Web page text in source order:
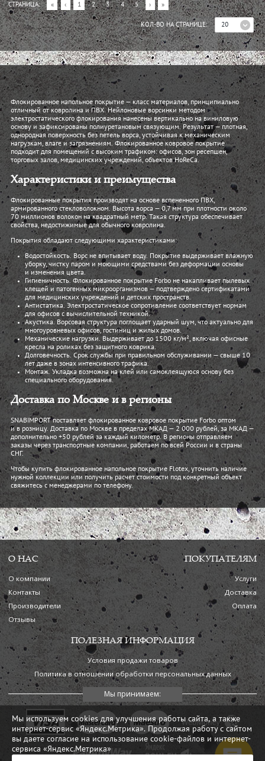
СТРАНИЦА: « ‹ 1 2 3 4 5 › »
20
КОЛ-ВО НА СТРАНИЦЕ:
Флокированное напольное покрытие — класс материалов, принципиально
отличный от ковролина и ПВХ. Нейлоновые ворсинки методом
электростатического флокирования нанесены вертикально на виниловую
основу и зафиксированы полиуретановым связующим. Результат — плотная,
однородная поверхность без петель ворса, устойчивая к механическим
нагрузкам, влаге и загрязнениям. Флокированное ковровое покрытие
подходит для помещений с высоким трафиком: офисов, зон ресепшен,
торговых залов, медицинских учреждений, объектов HoReCa.
Характеристики и преимущества
Флокированные покрытия производят на основе вспененного ПВХ,
армированного стекловолокном. Высота ворса — 0,7 мм при плотности около
70 миллионов волокон на квадратный метр. Такая структура обеспечивает
свойства, недостижимые для обычного ковролина.
Покрытия обладают следующими характеристиками:
Водостойкость. Ворс не впитывает воду. Покрытие выдерживает влажную
уборку, чистку паром и моющими средствами без деформации основы
и изменения цвета.
Гигиеничность. Флокированное покрытие Forbo не накапливает пылевых
клещей и патогенных микроорганизмов — подтверждено сертификатами
для медицинских учреждений и детских пространств.
Антистатика. Электростатическое сопротивление соответствует нормам
для офисов с вычислительной техникой.
Акустика. Ворсовая структура поглощает ударный шум, что актуально для
многоуровневых офисов, гостиниц и жилых домов.
Механические нагрузки. Выдерживает до 1500 кг/м², включая офисные
кресла на роликах без защитного коврика.
Долговечность. Срок службы при правильном обслуживании — свыше 10
лет даже в зонах интенсивного трафика.
Монтаж. Укладка возможна на клей или самоклеящуюся основу без
специального оборудования.
Доставка по Москве и в регионы
SNABIMPORT поставляет флокированное ковровое покрытие Forbo оптом
и в розницу. Доставка по Москве в пределах МКАД — 2 000 рублей, за МКАД —
дополнительно +50 рублей за каждый километр. В регионы отправляем
заказы через транспортные компании, работаем по всей России и в страны
СНГ.
Чтобы купить флокированное напольное покрытие Flotex, уточнить наличие
нужной коллекции или получить расчет стоимости под конкретный объект
свяжитесь с менеджерами по телефону.
О НАС
О компании
Контакты
Производители
Отзывы
ПОКУПАТЕЛЯМ
Услуги
Доставка
Оплата
ПОЛЕЗНАЯ ИНФОРМАЦИЯ
Условия продажи товаров
Политика в отношении обработки персональных данных
Мы используем cookies для улучшения работы сайта, а также
интернет-сервис «Яндекс.Метрика». Продолжая работу с сайтом
вы даете согласие на использование cookie-файлов и интернет-
сервиса «Яндекс.Метрика»